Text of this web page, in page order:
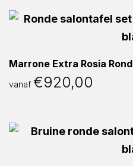
Marrone Extra Rosia Rond
vanaf €920,00